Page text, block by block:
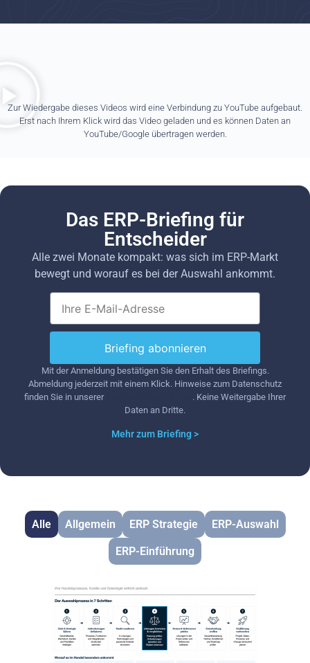
Zur Wiedergabe dieses Videos wird eine Verbindung zu YouTube aufgebaut.
Erst nach Ihrem Klick wird das Video geladen und es können Daten an
YouTube/Google übertragen werden.
Das ERP-Briefing für
Entscheider
Alle zwei Monate kompakt: was sich im ERP-Markt
bewegt und worauf es bei der Auswahl ankommt.
Briefing abonnieren
Mit der Anmeldung bestätigen Sie den Erhalt des Briefings.
Abmeldung jederzeit mit einem Klick. Hinweise zum Datenschutz
finden Sie in unserer
. Keine Weitergabe Ihrer
Daten an Dritte.
Mehr zum Briefing >
Allgemein ERP Strategie ERP-Auswahl
ERP-Einführung
Alle